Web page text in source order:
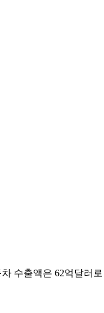
수출액은 62억달러